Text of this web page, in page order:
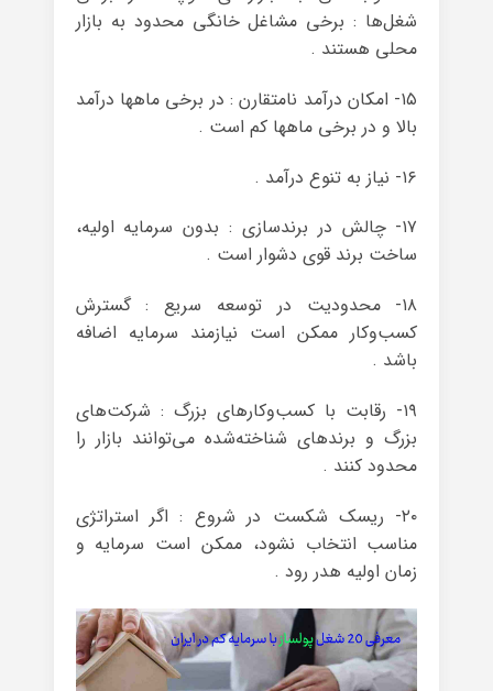
شغل‌ها : برخی مشاغل خانگی محدود به بازار
محلی هستند .
۱۵- امکان درآمد نامتقارن : در برخی ماهها درآمد
بالا و در برخی ماهها کم است .
۱۶- نیاز به تنوع درآمد .
۱۷- چالش در برندسازی : بدون سرمایه اولیه،
ساخت برند قوی دشوار است .
۱۸- محدودیت در توسعه سریع : گسترش
کسب‌وکار ممکن است نیازمند سرمایه اضافه
باشد .
۱۹- رقابت با کسب‌وکارهای بزرگ : شرکت‌های
بزرگ و برندهای شناخته‌شده می‌توانند بازار را
محدود کنند .
۲۰- ریسک شکست در شروع : اگر استراتژی
مناسب انتخاب نشود، ممکن است سرمایه و
زمان اولیه هدر رود .